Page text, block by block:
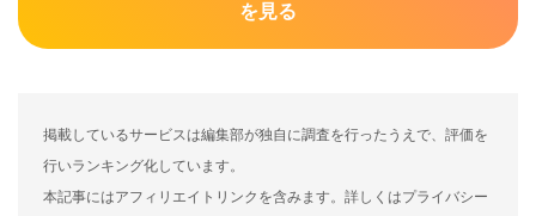
を見る
掲載しているサービスは編集部が独自に調査を行ったうえで、評価を
行いランキング化しています。
本記事にはアフィリエイトリンクを含みます。詳しくはプライバシー